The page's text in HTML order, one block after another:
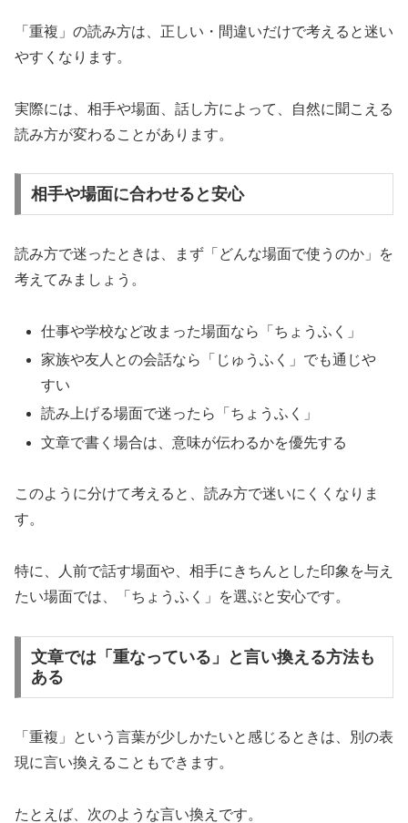
「重複」の読み方は、正しい・間違いだけで考えると迷い
やすくなります。
実際には、相手や場面、話し方によって、自然に聞こえる
読み方が変わることがあります。
相手や場面に合わせると安心
読み方で迷ったときは、まず「どんな場面で使うのか」を
考えてみましょう。
仕事や学校など改まった場面なら「ちょうふく」
家族や友人との会話なら「じゅうふく」でも通じや
すい
読み上げる場面で迷ったら「ちょうふく」
文章で書く場合は、意味が伝わるかを優先する
このように分けて考えると、読み方で迷いにくくなりま
す。
特に、人前で話す場面や、相手にきちんとした印象を与え
たい場面では、「ちょうふく」を選ぶと安心です。
文章では「重なっている」と言い換える方法も
ある
「重複」という言葉が少しかたいと感じるときは、別の表
現に言い換えることもできます。
たとえば、次のような言い換えです。